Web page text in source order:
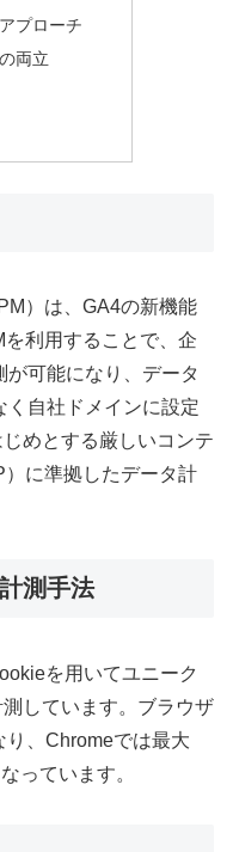
プローチ
両立
）は、GA4の新機能
利用することで、企
可能になり、データ
自社ドメインに設定
めとする厳しいコンテ
に準拠したデータ計
測手法
を用いてユニーク
しています。ブラウザ
、Chromeでは最大
っています。